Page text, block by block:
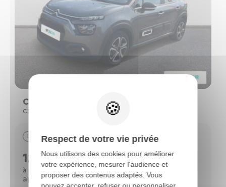
Citroën C3
C3 (3) BLUEHDI 100 S&S BVM FEEL PACK
Diesel 80142 km 05/2021
12790 €
à partir de 118 € /mois*
après un 1er loyer de 3 848 €
Respect de votre vie privée
Nous utilisons des cookies pour améliorer
votre expérience, mesurer l'audience et
proposer des contenus adaptés. Vous